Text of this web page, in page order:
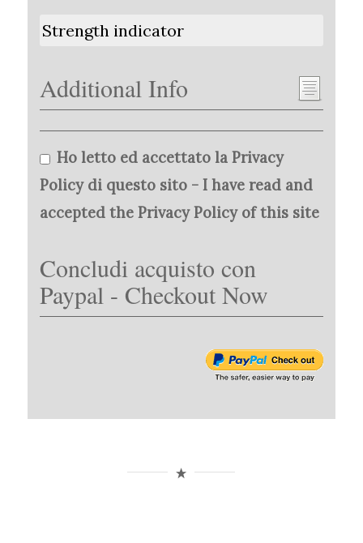
Strength indicator
Additional Info
Ho letto ed accettato la Privacy
Policy di questo sito - I have read and
accepted the Privacy Policy of this site
Concludi acquisto con
Paypal - Checkout Now